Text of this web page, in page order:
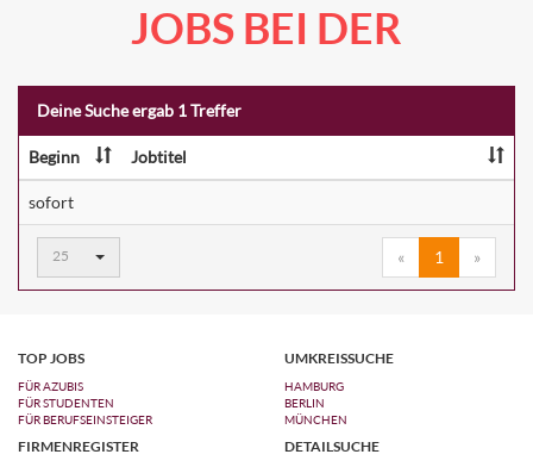
JOBS BEI DER
Deine Suche ergab 1 Treffer
Beginn Jobtitel
sofort
Ergebnisse
Seite:
25 « 1 »
TOP JOBS
FÜR AZUBIS
FÜR STUDENTEN
FÜR BERUFSEINSTEIGER
FIRMENREGISTER
UMKREISSUCHE
HAMBURG
BERLIN
MÜNCHEN
DETAILSUCHE